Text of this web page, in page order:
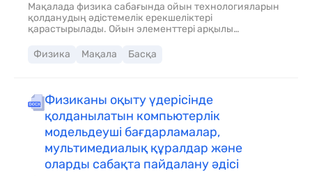
Мақалада физика сабағында ойын технологияларын
қолданудың әдістемелік ерекшеліктері
қарастырылады. Ойын элементтері арқылы
белсенділігін арттыру жолдары ұсынылады. Сонымен
қатар цифрлық платформаларды пайдалану арқылы
Физика Мақала Басқа
Физиканы оқыту үдерісінде
қолданылатын компьютерлік
модельдеуші бағдарламалар,
мультимедиалық құралдар және
оларды сабақта пайдалану әдісі